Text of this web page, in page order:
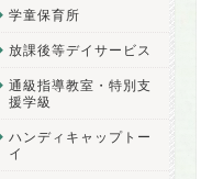
学童保育所
放課後等デイサービス
通級指導教室・特別支
援学級
ハンディキャップトー
イ